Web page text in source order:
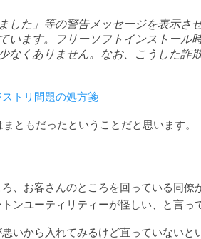
した」等の警告メッセージを表示さ
います。フリーソフトインストール
なくありません。なお、こうした詐
トリ問題の処方箋
ともだったということだと思います。
、お客さんのところを回っている同僚
ンユーティリティーが怪しい、と言っ
いから入れてみるけど直っていないと